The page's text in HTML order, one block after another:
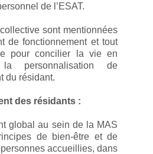
de l’ESAT.
sont mentionnées
de fonctionnement et tout
pour concilier la vie en
personnalisation de
du résidant.
des résidants :
global au sein de la MAS
de bien-être et de
accueillies, dans